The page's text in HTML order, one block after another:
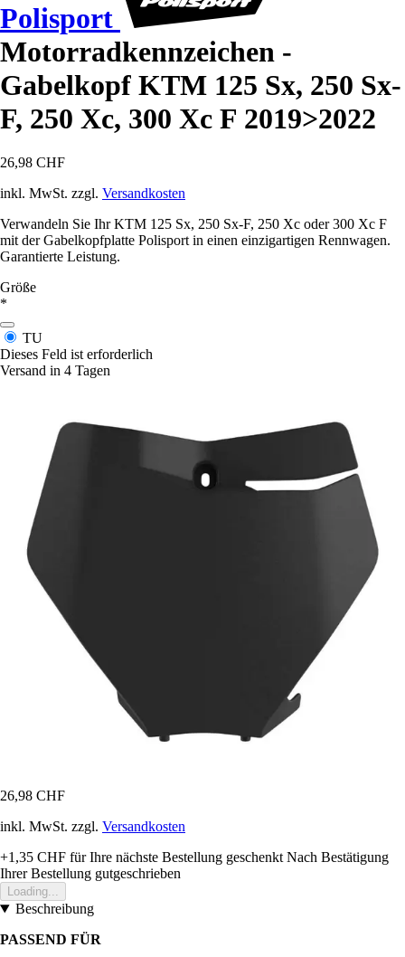
Polisport
Motorradkennzeichen -
Gabelkopf KTM 125 Sx, 250 Sx-
F, 250 Xc, 300 Xc F 2019>2022
26,98 CHF
inkl. MwSt. zzgl. Versandkosten
Verwandeln Sie Ihr KTM 125 Sx, 250 Sx-F, 250 Xc oder 300 Xc F
mit der Gabelkopfplatte Polisport in einen einzigartigen Rennwagen.
Garantierte Leistung.
Größe
*
TU
Dieses Feld ist erforderlich
Versand in 4 Tagen
26,98 CHF
inkl. MwSt. zzgl. Versandkosten
+1,35 CHF für Ihre nächste Bestellung geschenkt Nach Bestätigung
Ihrer Bestellung gutgeschrieben
Loading...
Beschreibung
PASSEND FÜR